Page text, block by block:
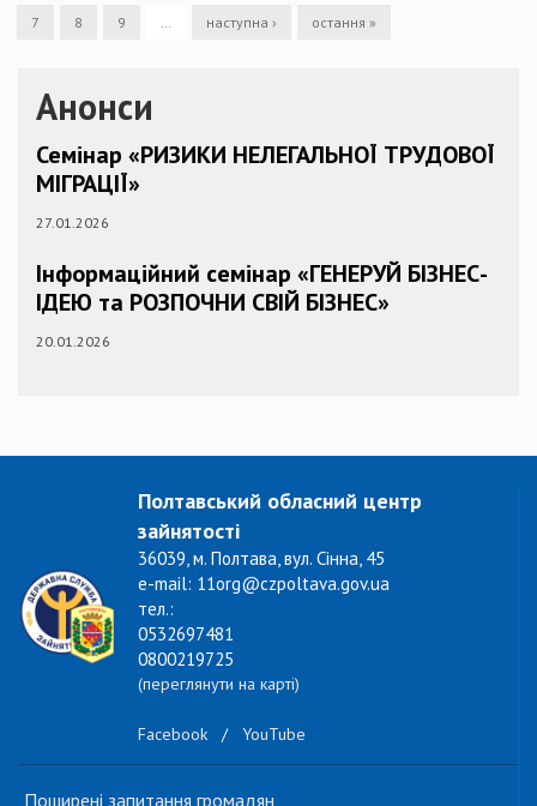
7 8 9 наступна › остання »
Анонси
Семінар «РИЗИКИ НЕЛЕГАЛЬНОЇ ТРУДОВОЇ
МІГРАЦІЇ»
27.01.2026
Інформаційний семінар «ГЕНЕРУЙ БІЗНЕС-
ІДЕЮ та РОЗПОЧНИ СВІЙ БІЗНЕС»
20.01.2026
Полтавський обласний центр
зайнятості
36039, м. Полтава, вул. Сінна, 45
e-mail: 11org@czpoltava.gov.ua
тел.:
0532697481
0800219725
(переглянути на карті)
Facebook / YouTube
Поширені запитання громадян